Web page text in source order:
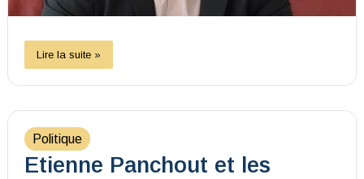
Lire la suite »
Politique
Etienne Panchout et les